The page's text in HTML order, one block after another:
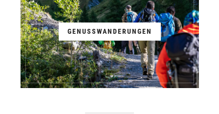
GENUSSWANDERUNGEN